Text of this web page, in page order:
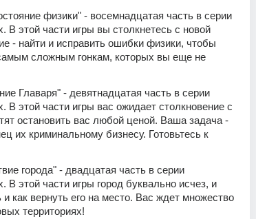
физики" - восемнадцатая часть в серии
В этой части игры вы столкнетесь с новой
- найти и исправить ошибки физики, чтобы
самым сложным гонкам, которых вы еще не
Главаря" - девятнадцатая часть в серии
В этой части игры вас ожидает столкновение с
остановить вас любой ценой. Ваша задача -
их криминальному бизнесу. Готовьтесь к
города" - двадцатая часть в серии
В этой части игры город буквально исчез, и
как вернуть его на место. Вас ждет множество
территориях!